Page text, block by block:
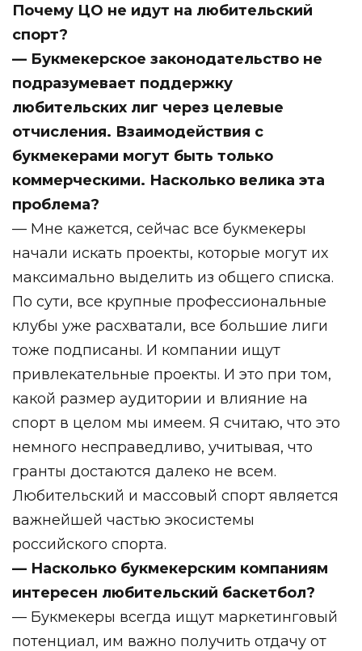
Почему ЦО не идут на любительский
спорт?
— Букмекерское законодательство не
подразумевает поддержку
любительских лиг через целевые
отчисления. Взаимодействия с
букмекерами могут быть только
коммерческими. Насколько велика эта
проблема?
— Мне кажется, сейчас все букмекеры
начали искать проекты, которые могут их
максимально выделить из общего списка.
По сути, все крупные профессиональные
клубы уже расхватали, все большие лиги
тоже подписаны. И компании ищут
привлекательные проекты. И это при том,
какой размер аудитории и влияние на
спорт в целом мы имеем. Я считаю, что это
немного несправедливо, учитывая, что
гранты достаются далеко не всем.
Любительский и массовый спорт является
важнейшей частью экосистемы
российского спорта.
— Насколько букмекерским компаниям
интересен любительский баскетбол?
— Букмекеры всегда ищут маркетинговый
потенциал, им важно получить отдачу от